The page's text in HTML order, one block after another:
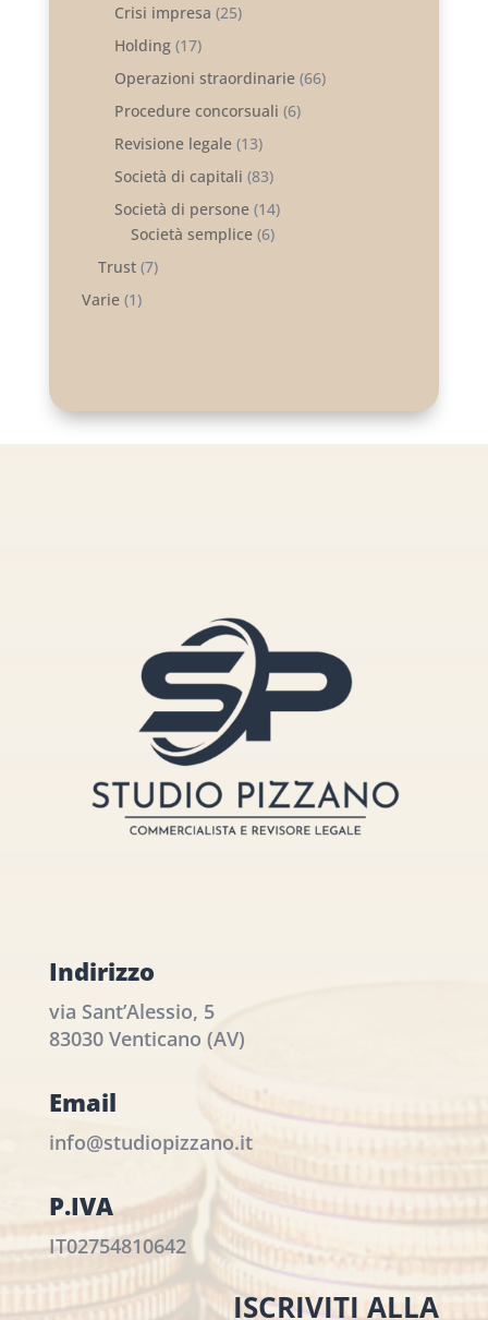
Crisi impresa (25)
Holding(17)
Operazioni straordinarie(66)
Procedure concorsuali (6)
Revisione legale(13)
Società di capitali (83)
Società di persone(14)
Società semplice(6)
Trust(7)
Varie(1)
Indirizzo
via Sant’Alessio, 5
83030 Venticano (AV)
Email
info@studiopizzano.it
P.IVA
IT02754810642
ISCRIVITI ALLA